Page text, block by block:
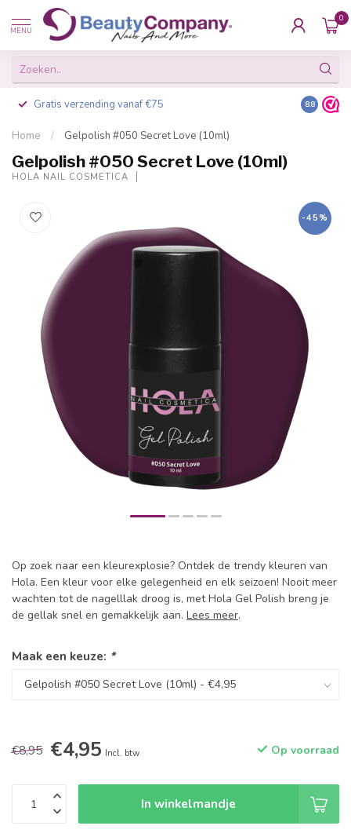
MENU
0
Gratis verzending vanaf €75 Besteld
8.8
Home / Gelpolish #050 Secret Love (10ml)
Gelpolish #050 Secret Love (10ml)
HOLA NAIL COSMETICA
-45%
Op zoek naar een kleurexplosie? Ontdek de trendy kleuren van
Hola. Een kleur voor elke gelegenheid en elk seizoen! Nooit meer
wachten tot de nagelllak droog is, met Hola Gel Polish breng je
de gellak snel en gemakkelijk aan. Lees meer.
Maak een keuze: *
€8,95 €4,95 Incl. btw Op voorraad
In winkelmandje